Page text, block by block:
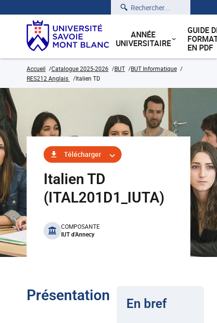
Rechercher
ANNÉE
UNIVERSITAIRE
GUIDE
EN PDF
Accueil Catalogue 2025-2026 BUT
BUT Informatique
RES212 Anglais
Italien TD
Télécharger
Italien TD
(ITAL201D1_IUTA)
benefits
COMPOSANTE
IUT d'Annecy
Présentation En bref